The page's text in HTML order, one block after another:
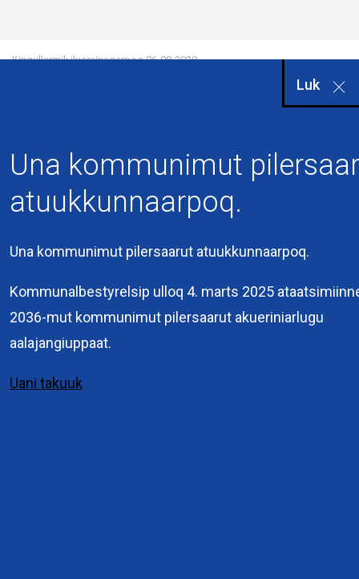
Luk
Una kommunimut
atuukkunnaarpoq.
Una kommunimut pilersaarut atuukkunnaarpoq.
Kommunalbestyrelsip ulloq 4. marts 2025
2036-mut kommunimut pilersaarut akueriniarlugu
aalajangiuppaat.
Uani takuuk
Kingullermik iluarsineqarpoq06-08-2020
Kommuneqarfik
Sermersooq
Kuussuaq 2
3900 Nuuk